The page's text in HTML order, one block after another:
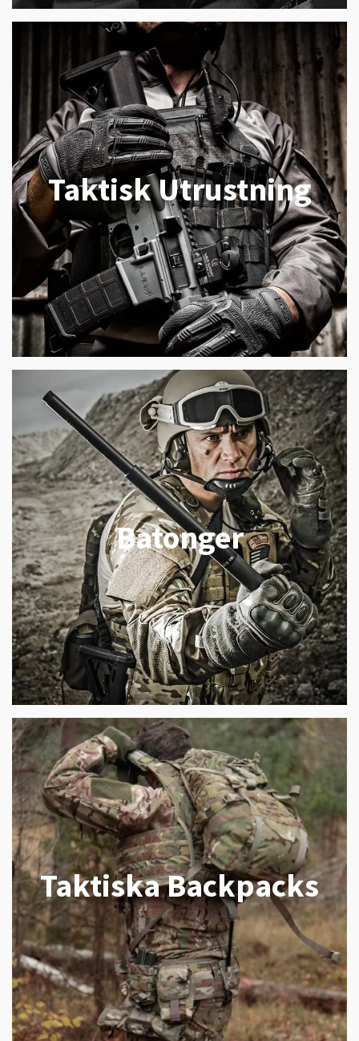
Taktisk Utrustning
Batonger
Taktiska Backpacks